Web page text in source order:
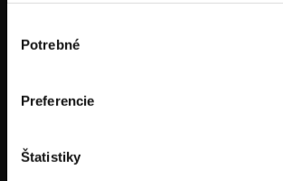
súhlasu
Potrebné
Preferencie
Štatistiky
R